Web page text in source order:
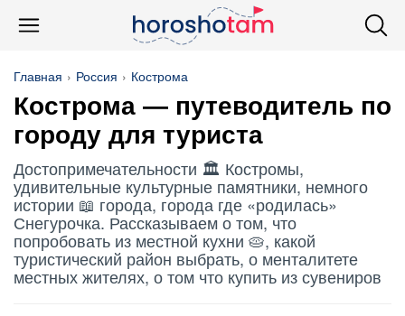
Главная Россия Кострома
Кострома — путево­дитель по
городу для туриста
Достопримечательности 🏛️ Костромы,
удивительные культурные памятники, немного
истории 📖 города, города где «родилась»
Снегурочка. Рассказываем о том, что
попробовать из местной кухни 🥧, какой
туристический район выбрать, о менталитете
местных жителях, о том что купить из сувениров